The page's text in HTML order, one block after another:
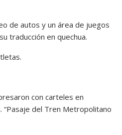
de autos y un área de juegos
traducción en quechua.
con carteles en
del Tren Metropolitano